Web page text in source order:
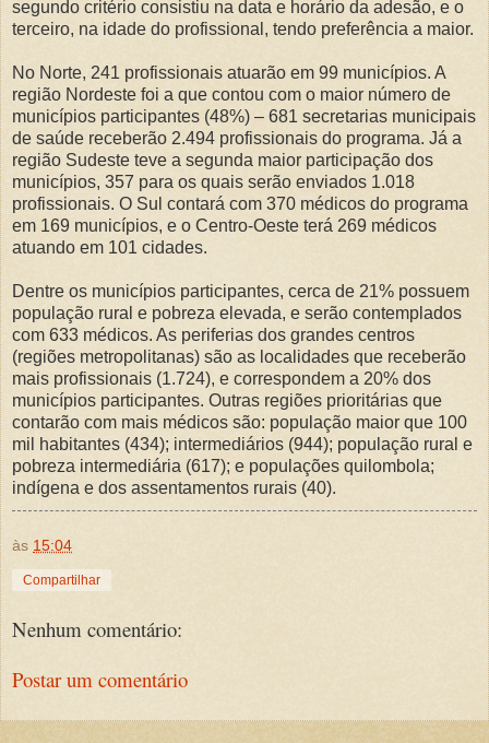
segundo critério consistiu na data e horário da adesão, e o
terceiro, na idade do profissional, tendo preferência a maior.
No Norte, 241 profissionais atuarão em 99 municípios. A
região Nordeste foi a que contou com o maior número de
municípios participantes (48%) – 681 secretarias municipais
de saúde receberão 2.494 profissionais do programa. Já a
região Sudeste teve a segunda maior participação dos
municípios, 357 para os quais serão enviados 1.018
profissionais. O Sul contará com 370 médicos do programa
em 169 municípios, e o Centro-Oeste terá 269 médicos
atuando em 101 cidades.
Dentre os municípios participantes, cerca de 21% possuem
população rural e pobreza elevada, e serão contemplados
com 633 médicos. As periferias dos grandes centros
(regiões metropolitanas) são as localidades que receberão
mais profissionais (1.724), e correspondem a 20% dos
municípios participantes. Outras regiões prioritárias que
contarão com mais médicos são: população maior que 100
mil habitantes (434); intermediários (944); população rural e
pobreza intermediária (617); e populações quilombola;
indígena e dos assentamentos rurais (40).
às 15:04
Compartilhar
Nenhum comentário:
Postar um comentário